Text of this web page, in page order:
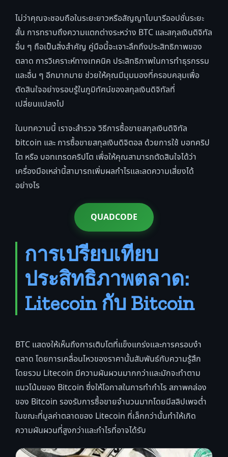
ไม่ว่าคุณจะชอบถือในระยะยาวหรือสัญญาไบนารีออปชั่นระยะ
สั้น การทราบถึงความแตกต่างระหว่าง BTC และสกุลเงินดิจิทัล
อื่น ๆ ถือเป็นสิ่งสำคัญ คู่มือนี้จะเจาะลึกถึงประสิทธิภาพของ
ตลาด การวิเคราะห์ทางเทคนิค ประสิทธิภาพในการทำธุรกรรม
และอื่น ๆ อีกมากมาย ช่วยให้คุณมีมุมมองที่ครอบคลุมเพื่อ
ตัดสินใจอย่างรอบรู้ในภูมิทัศน์ของสกุลเงินดิจิทัลที่
เปลี่ยนแปลงไป
ในบทความนี้ เราจะสำรวจ วิธีการซื้อขายสกุลเงินดิจิทัล
bitcoin และ การซื้อขายสกุลเงินดิจิตอล ด้วยการใช้ บอทคริป
โต หรือ บอทเทรดคริปโต เพื่อให้คุณสามารถตัดสินใจได้ว่า
เครื่องมือเหล่านี้สามารถเพิ่มผลกำไรและลดความเสี่ยงได้
อย่างไร
QUADCODE
การเปรียบเทียบ
ประสิทธิภาพตลาด:
Litecoin กับ Bitcoin
BTC แสดงให้เห็นถึงการเติบโตที่แข็งแกร่งและการครอบงำ
ตลาด โดยการเคลื่อนไหวของราคานั้นสัมพันธ์กับความรู้สึก
โดยรวม Litecoin มีความผันผวนมากกว่าและมักจะทำตาม
แนวโน้มของ Bitcoin ซึ่งให้โอกาสในการทำกำไร สภาพคล่อง
ของ Bitcoin รองรับการซื้อขายจำนวนมากโดยมีสลิปเพจต่ำ
ในขณะที่มูลค่าตลาดของ Litecoin ที่เล็กกว่านั้นทำให้เกิด
ความผันผวนที่สูงกว่าและกำไรที่อาจได้รับ